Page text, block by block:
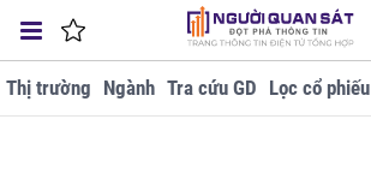
Thị trường Ngành Tra cứu GD Lọc cổ phiếu